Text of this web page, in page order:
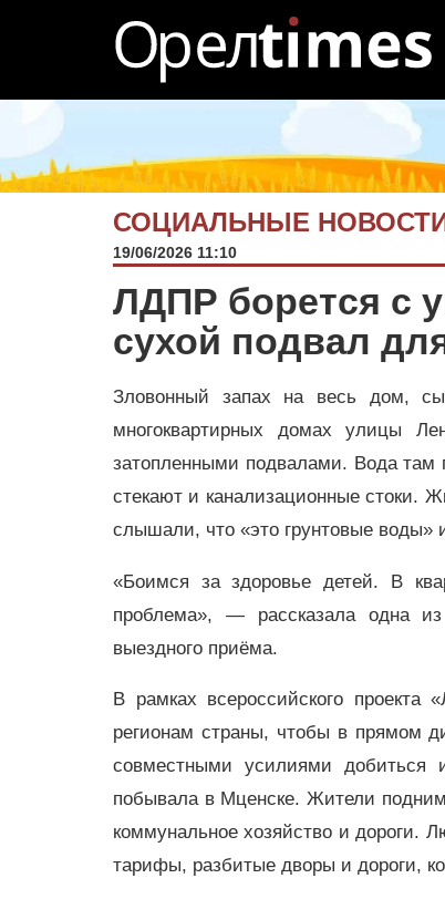
СОЦИАЛЬНЫЕ
19/06/2026 11:10
ЛДПР борется с
сухой подвал
Зловонный запах на весь дом,
многоквартирных домах улицы
затопленными подвалами. Вода там
стекают и канализационные
слышали, что «это грунтовые воды»
«Боимся за здоровье детей. В
проблема», — рассказала одна
выездного приёма.
В рамках всероссийского
регионам страны, чтобы в прямом
совместными усилиями добиться
побывала в Мценске. Жители
коммунальное хозяйство и дороги.
тарифы, разбитые дворы и дороги,